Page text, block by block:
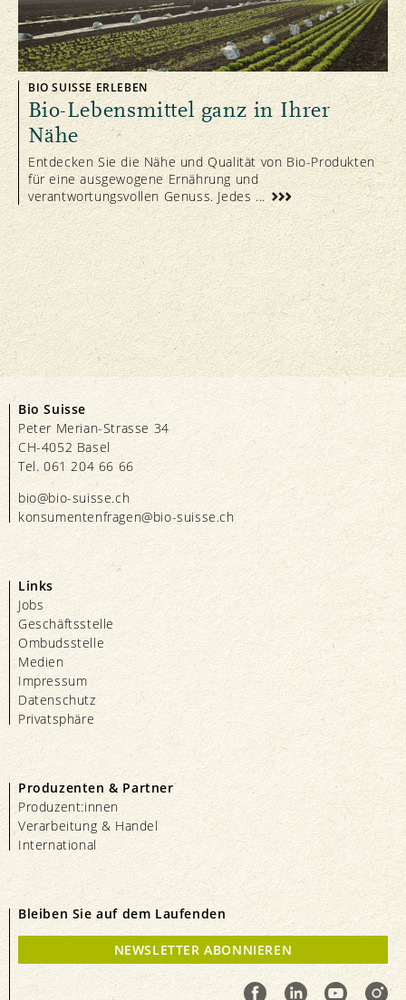
BIO SUISSE ERLEBEN
Bio-Lebensmittel ganz in Ihrer
Nähe
Entdecken Sie die Nähe und Qualität von Bio-Produkten
für eine ausgewogene Ernährung und
verantwortungsvollen Genuss. Jedes ...
Bio Suisse
Peter Merian-Strasse 34
CH-4052 Basel
Tel. 061 204 66 66
bio@bio-suisse.ch
konsumentenfragen@bio-suisse.ch
Links
Jobs
Geschäftsstelle
Ombudsstelle
Medien
Impressum
Datenschutz
Privatsphäre
Produzenten & Partner
Produzent:innen
Verarbeitung & Handel
International
Bleiben Sie auf dem Laufenden
NEWSLETTER ABONNIEREN